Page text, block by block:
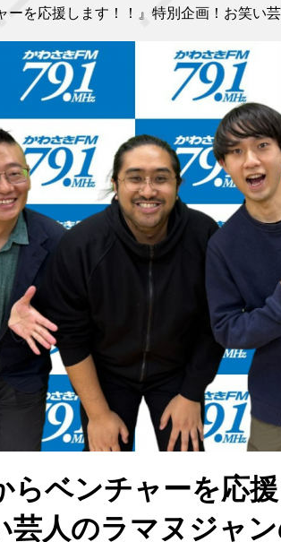
ーを応援します！！』特別企画！お笑い
らベンチャーを応
芸人のラマヌジャ